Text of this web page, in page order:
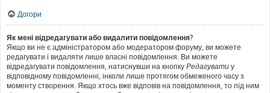
Догори
Як мені відредагувати або видалити повідомлення?
Якщо ви не є адміністратором або модератором форуму, ви можете
редагувати і видаляти лише власні повідомлення. Ви можете
відредагувати повідомлення, натиснувши на кнопку Редагувати у
відповідному повідомленні, інколи лише протягом обмеженого часу з
моменту створення. Якщо хтось вже відповів на повідомлення, то під ним